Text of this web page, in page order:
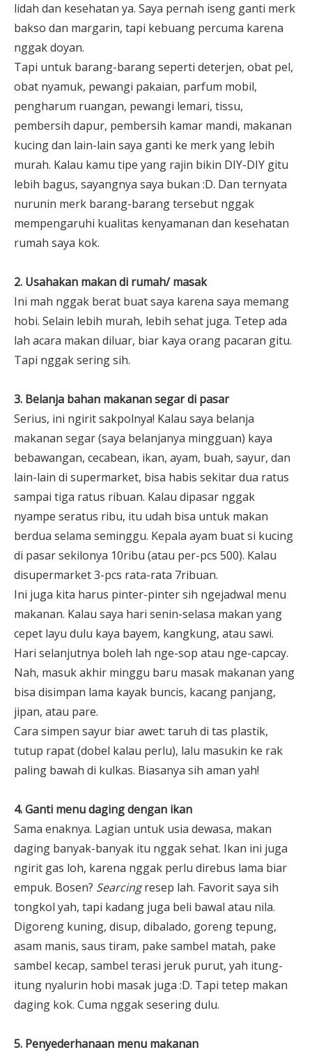
lidah dan kesehatan ya. Saya pernah iseng ganti merk
bakso dan margarin, tapi kebuang percuma karena
nggak doyan.
Tapi untuk barang-barang seperti deterjen, obat pel,
obat nyamuk, pewangi pakaian, parfum mobil,
pengharum ruangan, pewangi lemari, tissu,
pembersih dapur, pembersih kamar mandi, makanan
kucing dan lain-lain saya ganti ke merk yang lebih
murah. Kalau kamu tipe yang rajin bikin DIY-DIY gitu
lebih bagus, sayangnya saya bukan :D. Dan ternyata
nurunin merk barang-barang tersebut nggak
mempengaruhi kualitas kenyamanan dan kesehatan
rumah saya kok.
2. Usahakan makan di rumah/ masak
Ini mah nggak berat buat saya karena saya memang
hobi. Selain lebih murah, lebih sehat juga. Tetep ada
lah acara makan diluar, biar kaya orang pacaran gitu.
Tapi nggak sering sih.
3. Belanja bahan makanan segar di pasar
Serius, ini ngirit sakpolnya! Kalau saya belanja
makanan segar (saya belanjanya mingguan) kaya
bebawangan, cecabean, ikan, ayam, buah, sayur, dan
lain-lain di supermarket, bisa habis sekitar dua ratus
sampai tiga ratus ribuan. Kalau dipasar nggak
nyampe seratus ribu, itu udah bisa untuk makan
berdua selama seminggu. Kepala ayam buat si kucing
di pasar sekilonya 10ribu (atau per-pcs 500). Kalau
disupermarket 3-pcs rata-rata 7ribuan.
Ini juga kita harus pinter-pinter sih ngejadwal menu
makanan. Kalau saya hari senin-selasa makan yang
cepet layu dulu kaya bayem, kangkung, atau sawi.
Hari selanjutnya boleh lah nge-sop atau nge-capcay.
Nah, masuk akhir minggu baru masak makanan yang
bisa disimpan lama kayak buncis, kacang panjang,
jipan, atau pare.
Cara simpen sayur biar awet: taruh di tas plastik,
tutup rapat (dobel kalau perlu), lalu masukin ke rak
paling bawah di kulkas. Biasanya sih aman yah!
4. Ganti menu daging dengan ikan
Sama enaknya. Lagian untuk usia dewasa, makan
daging banyak-banyak itu nggak sehat. Ikan ini juga
ngirit gas loh, karena nggak perlu direbus lama biar
empuk. Bosen? Searcingresep lah. Favorit saya sih
tongkol yah, tapi kadang juga beli bawal atau nila.
Digoreng kuning, disup, dibalado, goreng tepung,
asam manis, saus tiram, pake sambel matah, pake
sambel kecap, sambel terasi jeruk purut, yah itung-
itung nyalurin hobi masak juga :D. Tapi tetep makan
daging kok. Cuma nggak sesering dulu.
5. Penyederhanaan menu makanan